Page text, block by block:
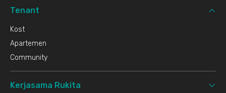
Tenant
Kost
Apartemen
Community
Kerjasama Rukita